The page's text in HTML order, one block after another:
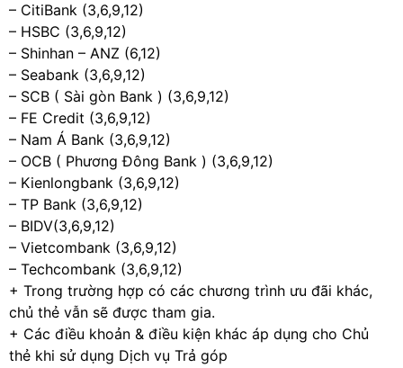
– CitiBank (3,6,9,12)
– HSBC (3,6,9,12)
– Shinhan – ANZ (6,12)
– Seabank (3,6,9,12)
– SCB ( Sài gòn Bank ) (3,6,9,12)
– FE Credit (3,6,9,12)
– Nam Á Bank (3,6,9,12)
– OCB ( Phương Đông Bank ) (3,6,9,12)
– Kienlongbank (3,6,9,12)
– TP Bank (3,6,9,12)
– BIDV(3,6,9,12)
– Vietcombank (3,6,9,12)
– Techcombank (3,6,9,12)
+ Trong trường hợp có các chương trình ưu đãi khác,
chủ thẻ vẫn sẽ được tham gia.
+ Các điều khoản & điều kiện khác áp dụng cho Chủ
thẻ khi sử dụng Dịch vụ Trả góp